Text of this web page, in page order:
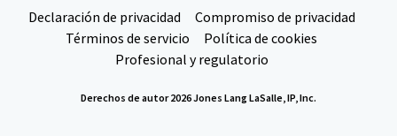
Declaración de privacidad
Compromiso de privacidad
Términos de servicio
Política de cookies
Profesional y regulatorio
Derechos de autor 2026 Jones Lang LaSalle, IP, Inc.